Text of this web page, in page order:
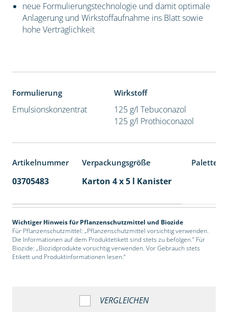
neue Formulierungstechnologie und damit optimale
Anlagerung und Wirkstoffaufnahme ins Blatt sowie
hohe Verträglichkeit
Formulierung
Emulsionskonzentrat
Wirkstoff
125 g/l Tebuconazol
125 g/l Prothioconazol
Artikelnummer Verpackungsgröße
03705483 Karton 4 x 5 l Kanister
Wichtiger Hinweis für Pflanzenschutzmittel und Biozide
Für Pflanzenschutzmittel: „Pflanzenschutzmittel vorsichtig verwenden.
Die Informationen auf dem Produktetikett sind stets zu befolgen.“ Für
Biozide: „Biozidprodukte vorsichtig verwenden. Vor Gebrauch stets
Etikett und Produktinformationen lesen.“
VERGLEICHEN